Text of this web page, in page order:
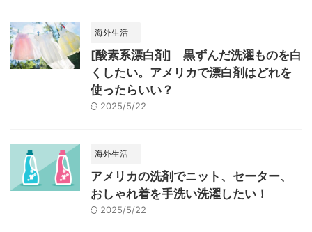
海外生活
[酸素系漂白剤] 黒ずんだ洗濯ものを白
くしたい。アメリカで漂白剤はどれを
使ったらいい？
2025/5/22
海外生活
アメリカの洗剤でニット、セーター、
おしゃれ着を手洗い洗濯したい！
2025/5/22